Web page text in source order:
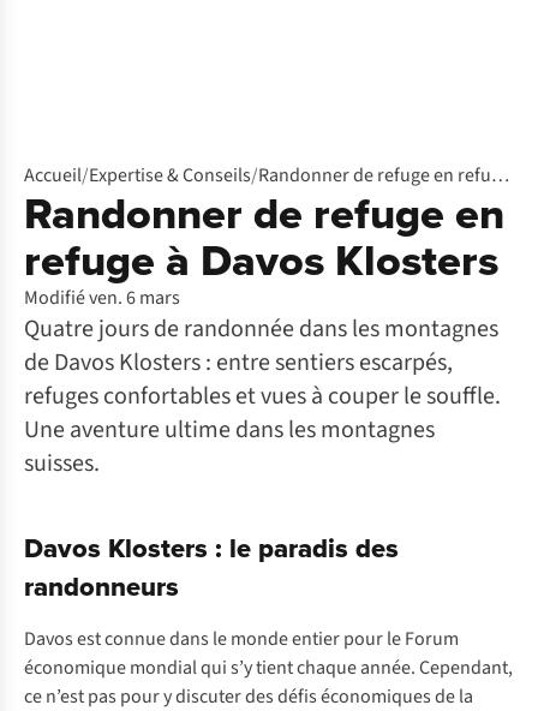
Accueil/Expertise & Conseils/ Randonner de refuge en refuge à Davos Klosters
Randonner de refuge en
refuge à Davos Klosters
Modifié ven. 6 mars
Quatre jours de randonnée dans les montagnes
de Davos Klosters : entre sentiers escarpés,
refuges confortables et vues à couper le souffle.
Une aventure ultime dans les montagnes
suisses.
Davos Klosters : le paradis des
randonneurs
Davos est connue dans le monde entier pour le Forum
économique mondial qui s’y tient chaque année. Cependant,
ce n’est pas pour y discuter des défis économiques de la